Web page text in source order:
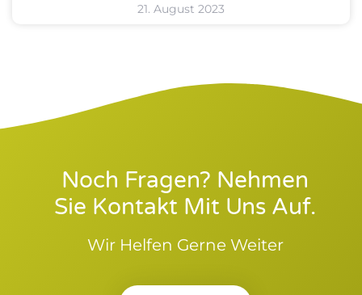
21. August 2023
Noch Fragen? Nehmen
Sie Kontakt Mit Uns Auf.
Wir Helfen Gerne Weiter